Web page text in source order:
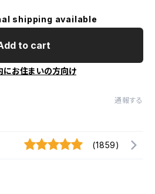
shipping available
to cart
にお住まいの方向け
通報する
(1859)